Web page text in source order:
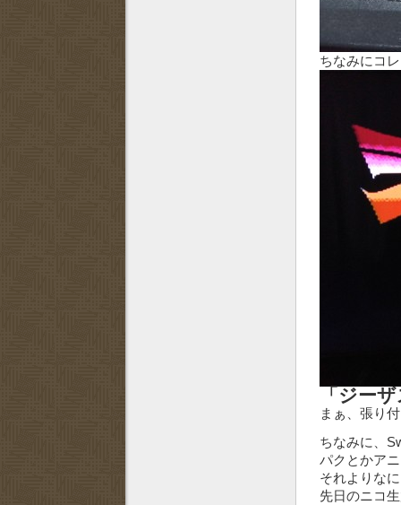
ちなみにコ
「ジー
まぁ、張り
ちなみに、
パクとかア
それよりな
先日のニコ